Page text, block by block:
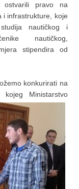
ostvarili pravo na
i infrastrukture, koje
nautičkog i
nautičkog,
stipendira od
konkurirati na
Ministarstvo